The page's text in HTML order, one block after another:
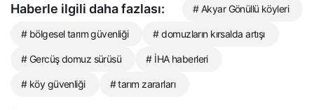
Haberle ilgili daha fazlası: # Akyar Gönüllü köyleri
# bölgesel tarım güvenliği # domuzların kırsalda artışı
# Gercüş domuz sürüsü # İHA haberleri
# köy güvenliği # tarım zararları